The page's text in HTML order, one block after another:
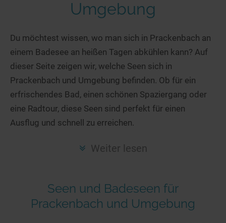
Radtouren am See
Kitesurfen
Kanu- & Kajaktouren
Badeseen in Deutschland
Genuss pur
Wellness am See
Gourmet-Urlaub
Urlaub an der Küste
Unterkünfte
Hotels am See
Ferienwohnungen
Hausboote
Camping
Aktiv-Urlaub
Kanu- & Kajak-Urlaub
Auszeit & Wellness
Hausboote
Camping am See
Top-Hotels
Top-Hotel Empfehlungen
Familienhotels
Bike-Hotels
Häuser auf dem Wasser
Seen in Deiner Nähe
Seen in Deutschland
Seen in Europa
Überwachte Badestellen
Hunde am See
Top Seen nach Regionen
Deutschlands Lieblingsseen
Umgebung
Du möchtest wissen, wo man sich in Prackenbach an
einem Badesee an heißen Tagen abkühlen kann? Auf
dieser Seite zeigen wir, welche Seen sich in
Prackenbach und Umgebung befinden. Ob für ein
erfrischendes Bad, einen schönen Spaziergang oder
eine Radtour, diese Seen sind perfekt für einen
Ausflug und schnell zu erreichen.
Weiter lesen
Seen und Badeseen für
Prackenbach und Umgebung